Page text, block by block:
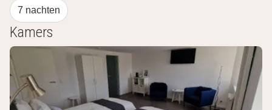
7 nachten
Kamers